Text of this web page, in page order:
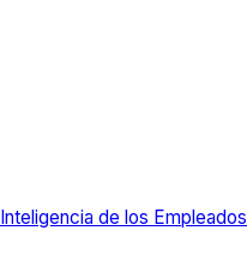
Inteligencia de los Empleados